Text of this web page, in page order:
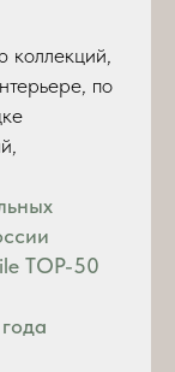
коллекций,
по
TOP-50